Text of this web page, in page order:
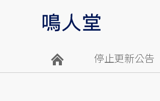
停止更新公告